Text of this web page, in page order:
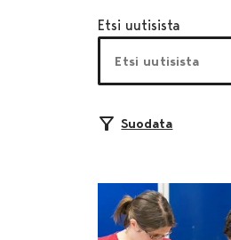
Etsi uutisista
Suodata